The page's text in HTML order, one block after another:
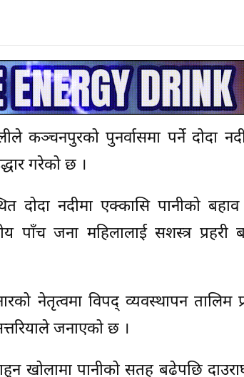
कञ्चनपुरको पुनर्वासमा पर्ने दोदा
गरेको छ ।
दोदा नदीमा एक्कासि पानीको
पाँच जना महिलालाई सशस्त्र
नेतृत्वमा विपद् व्यवस्थापन तालिम
जनाएको छ ।
खोलामा पानीको सतह बढेपछि